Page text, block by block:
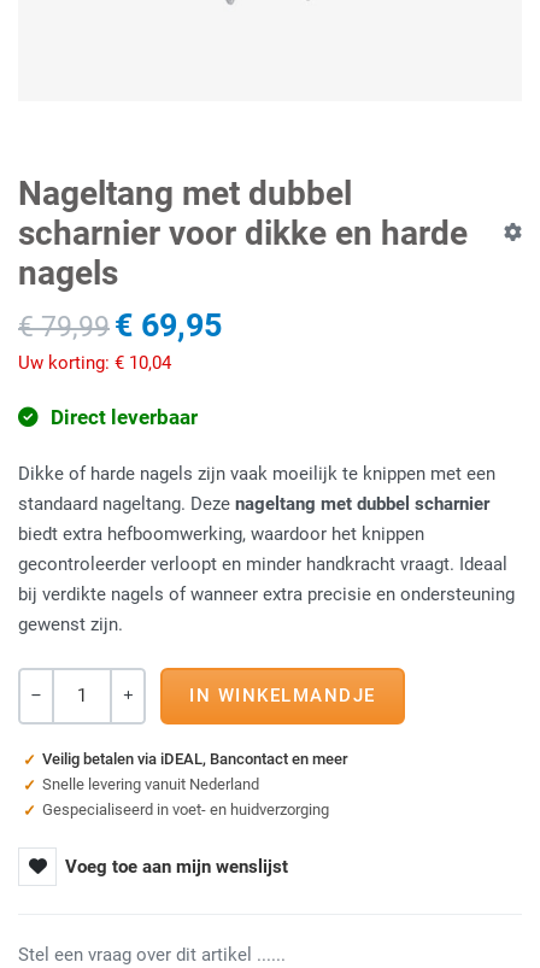
Nageltang met dubbel
scharnier voor dikke en harde
nagels
€ 79,99€ 69,95
Uw korting: € 10,04
Direct leverbaar
Dikke of harde nagels zijn vaak moeilijk te knippen met een
standaard nageltang. Deze nageltang met dubbel scharnier
biedt extra hefboomwerking, waardoor het knippen
gecontroleerder verloopt en minder handkracht vraagt. Ideaal
bij verdikte nagels of wanneer extra precisie en ondersteuning
gewenst zijn.
Veilig betalen via iDEAL, Bancontact en meer
Snelle levering vanuit Nederland
Gespecialiseerd in voet- en huidverzorging
Voeg toe aan mijn wenslijst
Stel een vraag over dit artikel ......